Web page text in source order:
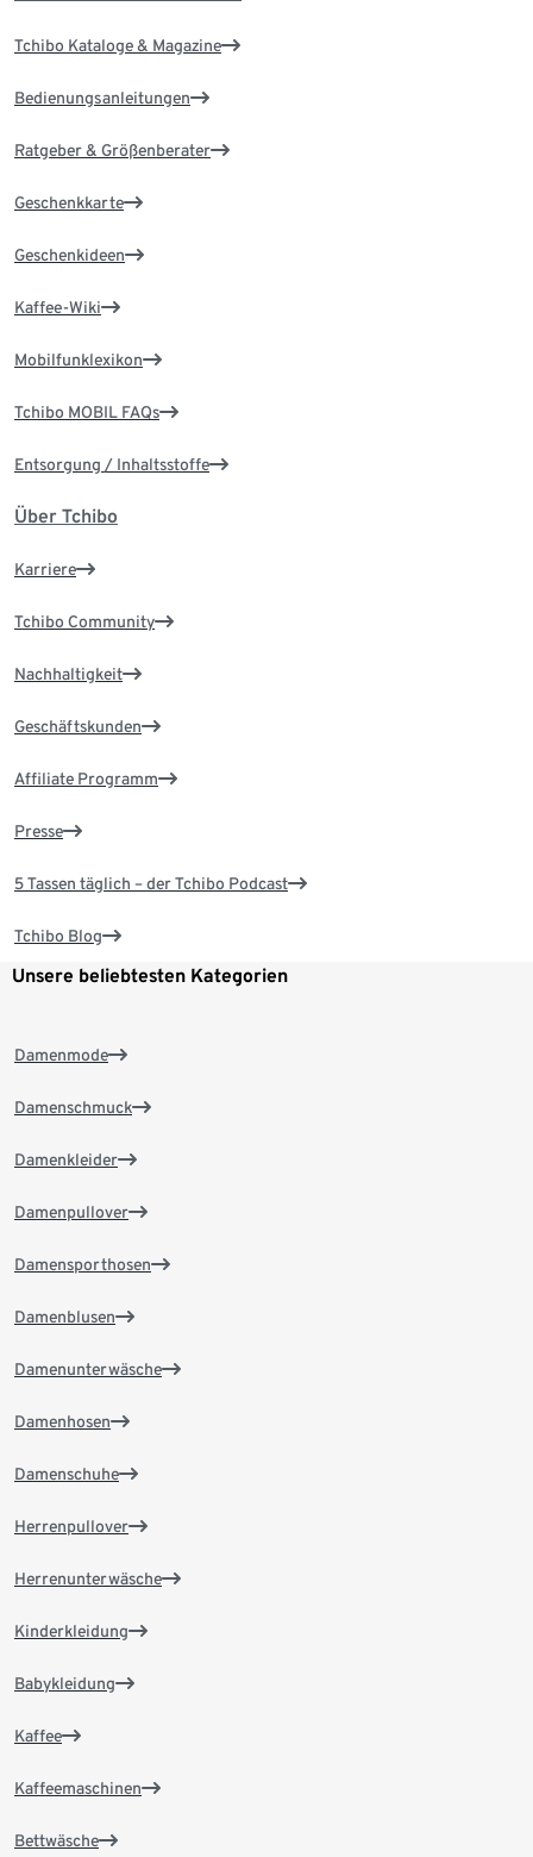
Tchibo Kataloge & Magazine
Bedienungsanleitungen
Ratgeber & Größenberater
Geschenkkarte
Geschenkideen
Kaffee-Wiki
Mobilfunklexikon
Tchibo MOBIL FAQs
Entsorgung / Inhaltsstoffe
Über Tchibo
Karriere
Tchibo Community
Nachhaltigkeit
Geschäftskunden
Affiliate Programm
Presse
5 Tassen täglich – der Tchibo Podcast
Tchibo Blog
Unsere beliebtesten Kategorien
Damenmode
Damenschmuck
Damenkleider
Damenpullover
Damensporthosen
Damenblusen
Damenunterwäsche
Damenhosen
Damenschuhe
Herrenpullover
Herrenunterwäsche
Kinderkleidung
Babykleidung
Kaffee
Kaffeemaschinen
Bettwäsche